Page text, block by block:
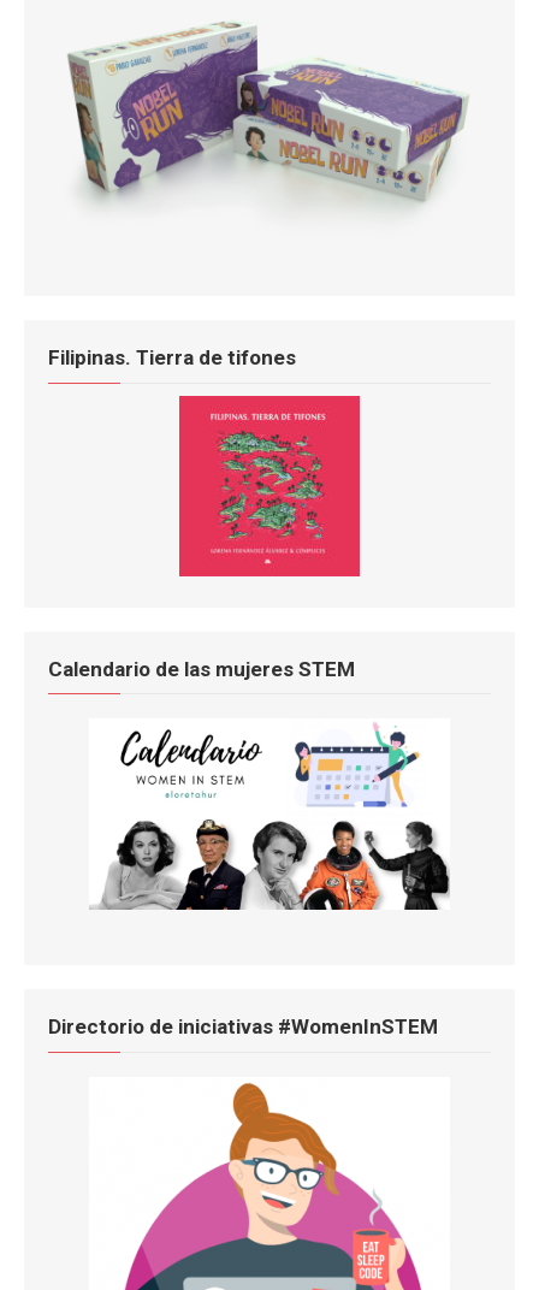
Filipinas. Tierra de tifones
Calendario de las mujeres STEM
Directorio de iniciativas #WomenInSTEM